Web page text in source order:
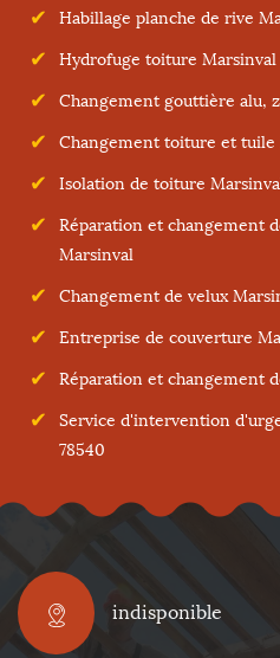
Habillage planche de rive
Hydrofuge toiture Marsinval
Changement gouttière alu,
Changement toiture et tuile
Isolation de toiture
Réparation et changement
Marsinval
Changement de velux
Entreprise de couverture
Réparation et changement
Service d'intervention
78540
indisponible